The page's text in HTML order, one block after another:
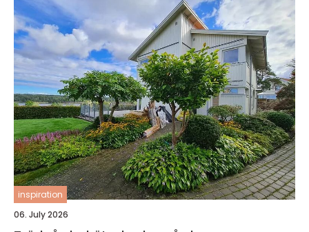
inspiration
06. July 2026